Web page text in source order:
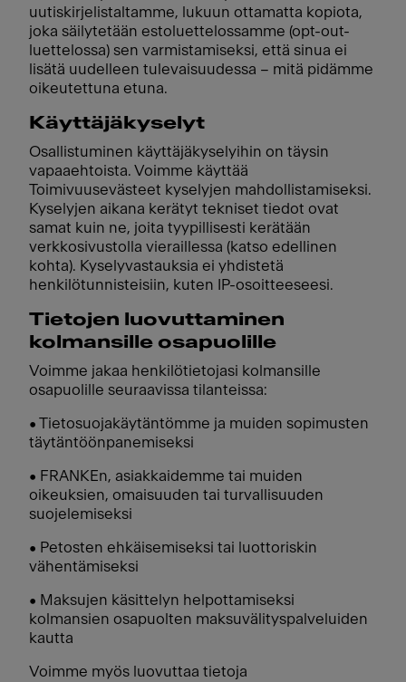
uutiskirjelistaltamme, lukuun ottamatta kopiota,
joka säilytetään estoluettelossamme (opt-out-
luettelossa) sen varmistamiseksi, että sinua ei
lisätä uudelleen tulevaisuudessa – mitä pidämme
oikeutettuna etuna.
Käyttäjäkyselyt
Osallistuminen käyttäjäkyselyihin on täysin
vapaaehtoista. Voimme käyttää
Toimivuusevästeet kyselyjen mahdollistamiseksi.
Kyselyjen aikana kerätyt tekniset tiedot ovat
samat kuin ne, joita tyypillisesti kerätään
verkkosivustolla vieraillessa (katso edellinen
kohta). Kyselyvastauksia ei yhdistetä
henkilötunnisteisiin, kuten IP-osoitteeseesi.
Tietojen luovuttaminen
kolmansille osapuolille
Voimme jakaa henkilötietojasi kolmansille
osapuolille seuraavissa tilanteissa:
• Tietosuojakäytäntömme ja muiden sopimusten
täytäntöönpanemiseksi
• FRANKEn, asiakkaidemme tai muiden
oikeuksien, omaisuuden tai turvallisuuden
suojelemiseksi
• Petosten ehkäisemiseksi tai luottoriskin
vähentämiseksi
• Maksujen käsittelyn helpottamiseksi
kolmansien osapuolten maksuvälityspalveluiden
kautta
Voimme myös luovuttaa tietoja